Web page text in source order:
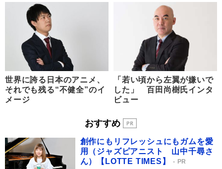
世界に誇る日本のアニメ、
それでも残る“不健全”のイ
メージ
「若い頃から左翼が嫌いで
した」 百田尚樹氏インタ
ビュー
おすすめ
創作にもリフレッシュにもガムを愛
用（ジャズピアニスト 山中千尋さ
ん）【LOTTE TIMES】
PR